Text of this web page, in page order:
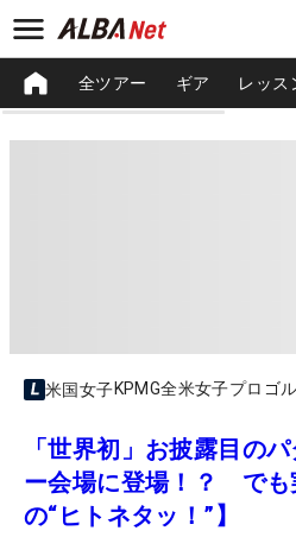
全ツアー ギア レッス
米国女子KPMG全米女子プロゴ
「世界初」お披露目の
ー会場に登場！？ でも
の“ヒトネタッ！”】